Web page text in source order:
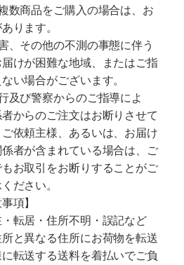
数商品をご購入の場合は、お
ります。
、その他の不測の事態に伴う
けが困難な地域、またはご指
い場合がございます。
及び警察からのご指導によ
からのご注文はお断りさせて
依頼主様、あるいは、お届け
者が含まれている場合は、ご
お取引をお断りすることがご
ださい。
項】
転居・住所不明・誤記など
と異なる住所にお荷物を転送
転送する送料を着払いでご負